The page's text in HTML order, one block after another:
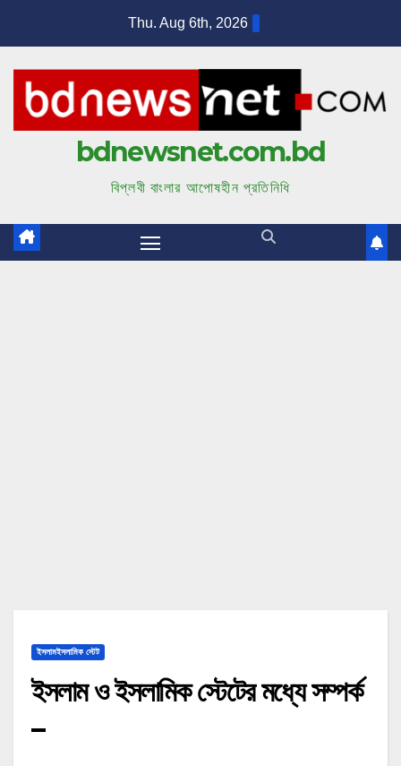
n
Thu. Aug 6th, 2026
bdnewsnet.com.bd
বিপ্লবী বাংলার আপোষহীন প্রতিনিধি
ইসলামইসলামিক স্টেট
ইসলাম ও ইসলামিক স্টেটের মধ্যে সম্পর্ক
–